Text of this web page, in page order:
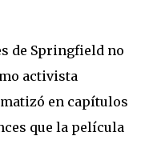
de Springfield no
activista
en capítulos
que la película